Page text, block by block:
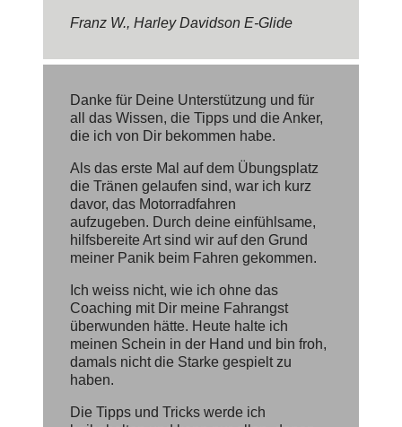
Franz W., Harley Davidson E-Glide
Danke für Deine Unterstützung und für
all das Wissen, die Tipps und die Anker,
die ich von Dir bekommen habe.
Als das erste Mal auf dem Übungsplatz
die Tränen gelaufen sind, war ich kurz
davor, das Motorradfahren
aufzugeben. Durch deine einfühlsame,
hilfsbereite Art sind wir auf den Grund
meiner Panik beim Fahren gekommen.
Ich weiss nicht, wie ich ohne das
Coaching mit Dir meine Fahrangst
überwunden hätte. Heute halte ich
meinen Schein in der Hand und bin froh,
damals nicht die Starke gespielt zu
haben.
Die Tipps und Tricks werde ich